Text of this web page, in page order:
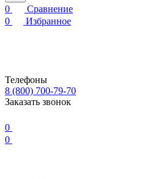
0
Сравнение
0
Избранное
Телефоны
8 (800) 700-79-70
Заказать звонок
0
0